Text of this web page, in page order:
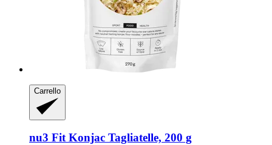
Carrello
nu3 Fit Konjac Tagliatelle, 200 g